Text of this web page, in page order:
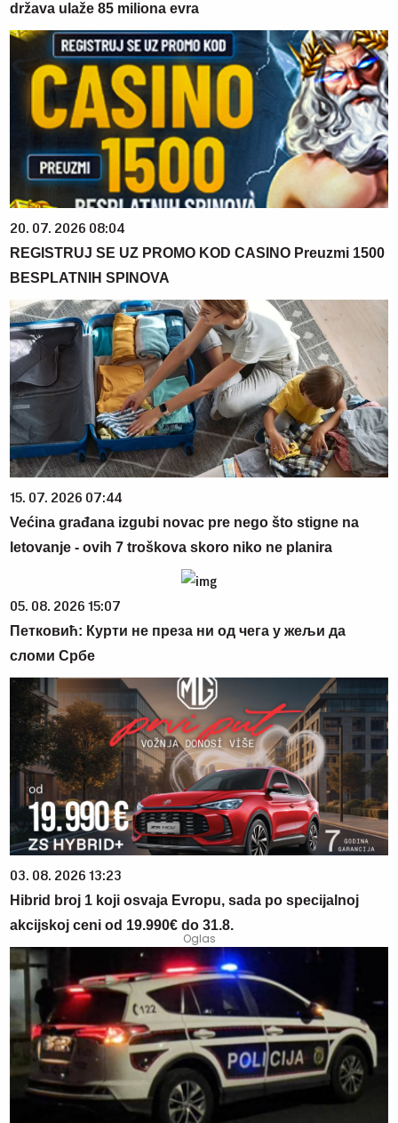
država ulaže 85 miliona evra
20. 07. 2026 08:04
REGISTRUJ SE UZ PROMO KOD CASINO Preuzmi 1500
BESPLATNIH SPINOVA
15. 07. 2026 07:44
Većina građana izgubi novac pre nego što stigne na
letovanje - ovih 7 troškova skoro niko ne planira
05. 08. 2026 15:07
Петковић: Курти не преза ни од чега у жељи да
сломи Србе
03. 08. 2026 13:23
Hibrid broj 1 koji osvaja Evropu, sada po specijalnoj
akcijskoj ceni od 19.990€ do 31.8.